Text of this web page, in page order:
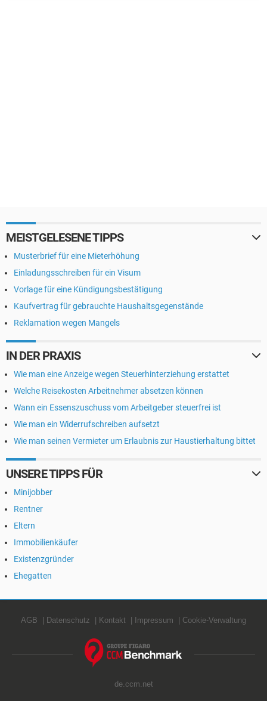
MEISTGELESENE TIPPS
Musterbrief für eine Mieterhöhung
Einladungsschreiben für ein Visum
Vorlage für eine Kündigungsbestätigung
Kaufvertrag für gebrauchte Haushaltsgegenstände
Reklamation wegen Mangels
IN DER PRAXIS
Wie man eine Anzeige wegen Steuerhinterziehung erstattet
Welche Reisekosten Arbeitnehmer absetzen können
Wann ein Essenszuschuss vom Arbeitgeber steuerfrei ist
Wie man ein Widerrufschreiben aufsetzt
Wie man seinen Vermieter um Erlaubnis zur Haustierhaltung bittet
UNSERE TIPPS FÜR
Minijobber
Rentner
Eltern
Immobilienkäufer
Existenzgründer
Ehegatten
AGB Datenschutz Kontakt Impressum Cookie-Verwaltung
de.ccm.net